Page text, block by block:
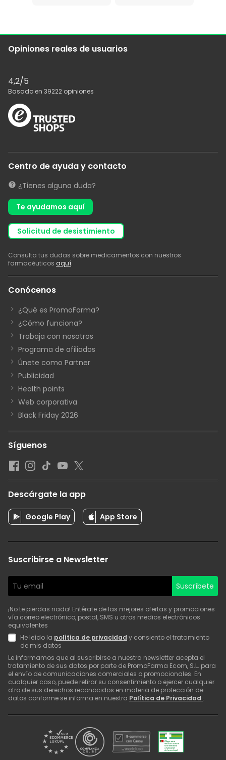
Opiniones reales de usuarios
4,2/5
Basado en 39222 opiniones
Centro de ayuda y contacto
¿Tienes alguna duda?
Te ayudamos aquí
solicitud de desistimiento
Consulta tus dudas sobre medicamentos con nuestros
farmacéuticos aquí.
Conócenos
¿Qué es PromoFarma?
¿Cómo funciona?
Trabaja con nosotros
Programa de afiliados
Únete como Partner
Publicidad
Health points
Web corporativa
Black Friday 2026
Síguenos
Descárgate la app
Google Play App Store
Suscribirse a Newsletter
Suscríbete
¡No te pierdas nada! Entérate de las mejores ofertas y promociones
vía correo electrónico, postal, SMS u otros medios electrónicos
equivalentes
He leído la política de privacidad y consiento el tratamiento
de mis datos
Le informamos que al suscribirse a nuestra newsletter acepta el
tratamiento de sus datos por parte de PromoFarma Ecom, S.L. para
el envío de comunicaciones comerciales o promocionales. En
cualquier caso, puede retirar su consentimiento o ejercer cualquier
otro de sus derechos reconocidos en materia de protección de
datos conforme se informa en nuestra Política de Privacidad .